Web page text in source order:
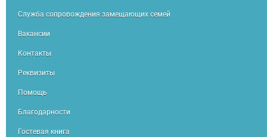
Служба сопровождения замещающих семей
Вакансии
Контакты
Реквизиты
Помощь
Благодарности
Гостевая книга